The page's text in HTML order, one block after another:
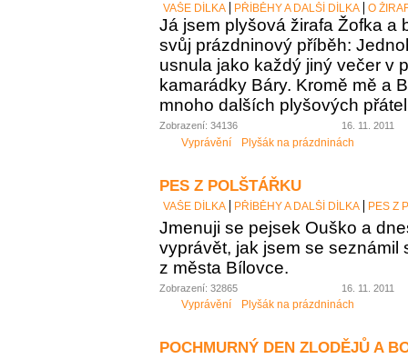
VAŠE DÍLKA PŘÍBĚHY A DALŠÍ DÍLKA O
Já jsem plyšová žirafa Žofka a
svůj prázdninový příběh:
usnula jako každý jiný večer v
kamarádky Báry. Kromě mě a
mnoho dalších plyšových
Zobrazení: 34136 16. 11. 2011
Vyprávění Plyšák na prázdninách
PES Z POLŠTÁŘKU
VAŠE DÍLKA PŘÍBĚHY A DALŠÍ DÍLKA PES Z
Jmenuji se pejsek Ouško a
vyprávět, jak jsem se seznámil
z města Bílovce.
Zobrazení: 32865 16. 11. 2011
Vyprávění Plyšák na prázdninách
POCHMURNÝ DEN ZLODĚJŮ A